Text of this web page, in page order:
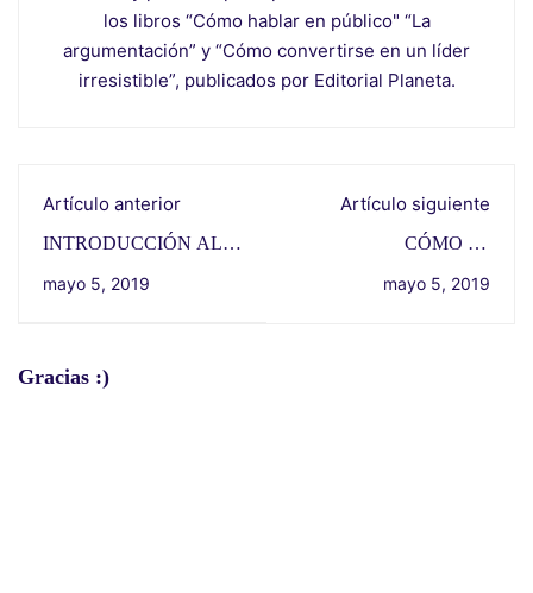
los libros “Cómo hablar en público" “La
argumentación” y “Cómo convertirse en un líder
irresistible”, publicados por Editorial Planeta.
Artículo anterior
INTRODUCCIÓN AL
PALABRA HABLADA
mayo 5, 2019
Artículo siguiente
CÓMO SE
EMOCIONES
mayo 5, 2019
Gracias :)